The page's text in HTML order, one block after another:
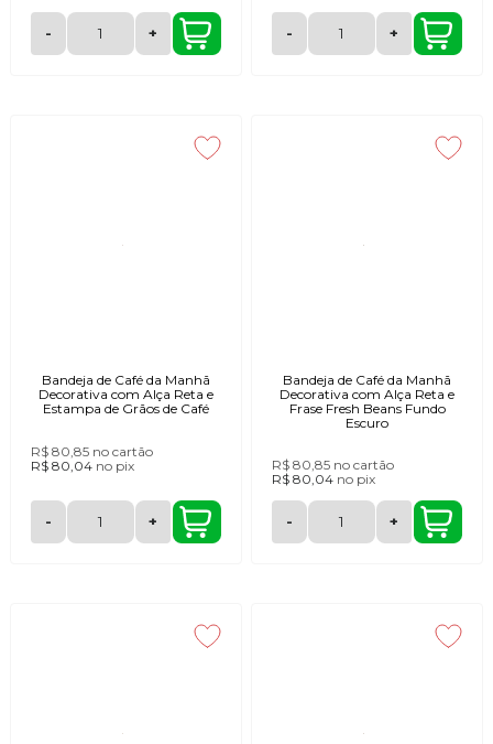
- + - +
Bandeja de Café da Manhã
Decorativa com Alça Reta e
Estampa de Grãos de Café
R$ 80,85 no cartão
R$ 80,04 no pix
- +
Bandeja de Café da Manhã
Decorativa com Alça Reta e
Frase Fresh Beans Fundo
Escuro
R$ 80,85 no cartão
R$ 80,04 no pix
- +